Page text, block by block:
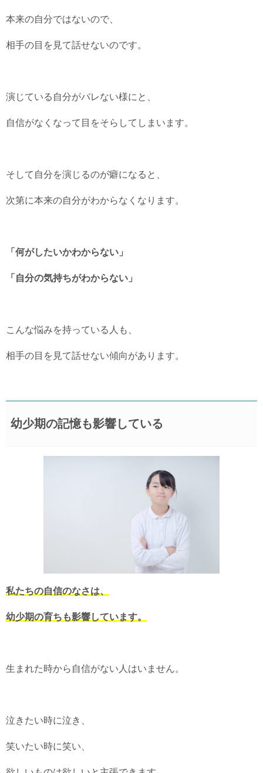
本来の自分ではないので、
相手の目を見て話せないのです。
演じている自分がバレない様にと、
自信がなくなって目をそらしてしまいます。
そして自分を演じるのが癖になると、
次第に本来の自分がわからなくなります。
「何がしたいかわからない」
「自分の気持ちがわからない」
こんな悩みを持っている人も、
相手の目を見て話せない傾向があります。
幼少期の記憶も影響している
私たちの自信のなさは、
幼少期の育ちも影響しています。
生まれた時から自信がない人はいません。
泣きたい時に泣き、
笑いたい時に笑い、